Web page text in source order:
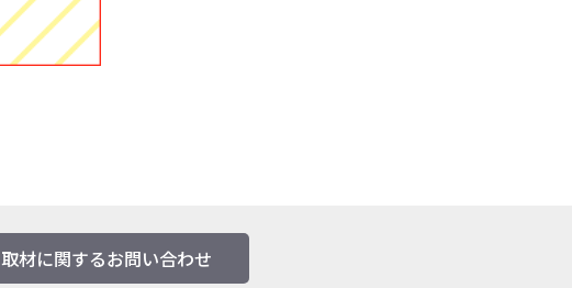
取材に関するお問い合わせ